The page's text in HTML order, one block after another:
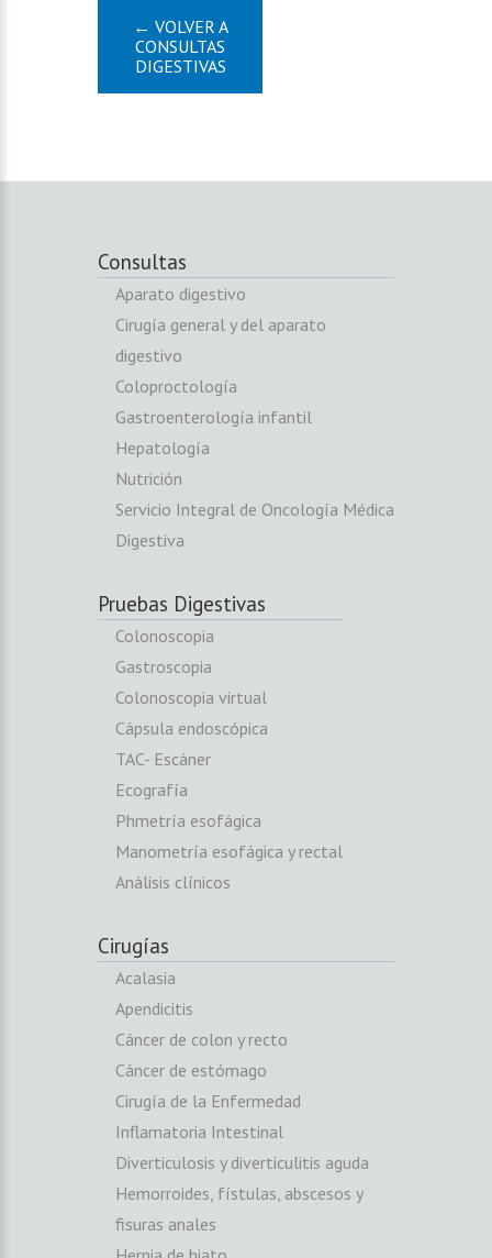
← VOLVER A
CONSULTAS
DIGESTIVAS
Consultas
Aparato digestivo
Cirugía general y del aparato
digestivo
Coloproctología
Gastroenterología infantil
Hepatología
Nutrición
Servicio Integral de Oncología Médica
Digestiva
Pruebas Digestivas
Colonoscopia
Gastroscopia
Colonoscopia virtual
Cápsula endoscópica
TAC- Escáner
Ecografía
Phmetría esofágica
Manometría esofágica y rectal
Análisis clínicos
Cirugías
Acalasia
Apendicitis
Cáncer de colon y recto
Cáncer de estómago
Cirugía de la Enfermedad
Inflamatoria Intestinal
Diverticulosis y diverticulitis aguda
Hemorroides, fístulas, abscesos y
fisuras anales